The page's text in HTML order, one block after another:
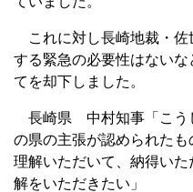
これに対し長崎地裁・佐
する緊急の必要性はない
てを却下しました。
長崎県 中村知事「こう
の県の主張が認められた
理解いただいて、納得い
解をいただきたい」